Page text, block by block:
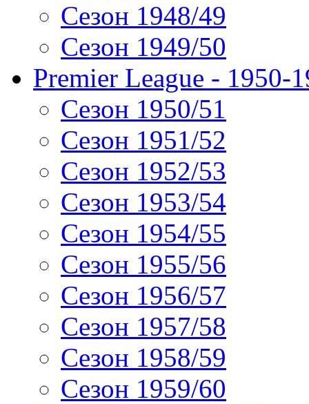
Сезон 1948/49
Сезон 1949/50
Premier League - 1950-
Сезон 1950/51
Сезон 1951/52
Сезон 1952/53
Сезон 1953/54
Сезон 1954/55
Сезон 1955/56
Сезон 1956/57
Сезон 1957/58
Сезон 1958/59
Сезон 1959/60